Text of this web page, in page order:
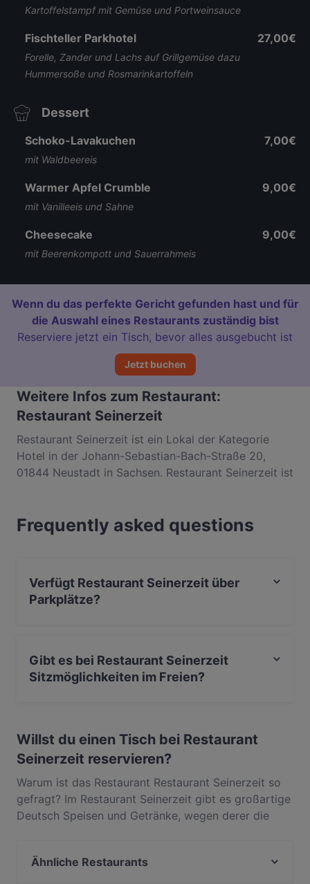
Kartoffelstampf mit Gemüse und Portweinsauce
Fischteller Parkhotel
Forelle, Zander und Lachs auf Grillgemüse dazu
Hummersoße und Rosmarinkartoffeln
27,00€
Dessert
Schoko-Lavakuchen
mit Waldbeereis
7,00€
Warmer Apfel Crumble
mit Vanilleeis und Sahne
9,00€
Cheesecake
mit Beerenkompott und Sauerrahmeis
9,00€
Wenn du das perfekte Gericht gefunden hast und für
die Auswahl eines Restaurants zuständig bist
Reserviere jetzt ein Tisch, bevor alles ausgebucht ist
Jetzt buchen
Weitere Infos zum Restaurant:
Restaurant Seinerzeit
Restaurant Seinerzeit ist ein Lokal der Kategorie
Hotel in der Johann-Sebastian-Bach-Straße 20,
01844 Neustadt in Sachsen. Restaurant Seinerzeit ist
einem kompletten Feinschmeckererlebnis bist,
entdecke die Gerichte im Restaurant Seinerzeit und
Frequently asked questions
Verfügt Restaurant Seinerzeit über
Parkplätze?
Gibt es bei Restaurant Seinerzeit
Sitzmöglichkeiten im Freien?
Willst du einen Tisch bei Restaurant
Seinerzeit reservieren?
Warum ist das Restaurant Restaurant Seinerzeit so
gefragt? Im Restaurant Seinerzeit gibt es großartige
Deutsch Speisen und Getränke, wegen derer die
Seinerzeit Gerichte wie International, Zeitgenössisch.
Ähnliche Restaurants